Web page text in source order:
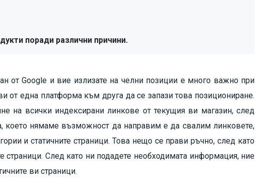
поради различни причини.
от Google и вие излизате на челни позиции е много важно при
от една платформа към друга да се запази това позициониране.
на всички индексирани линкове от текущия ви магазин, след
което нямаме възможност да направим е да свалим линковете,
и статичните страници. Това нещо се прави ръчно, след като
страници. След като ни подадете необходимата информация, ние
ви страници.